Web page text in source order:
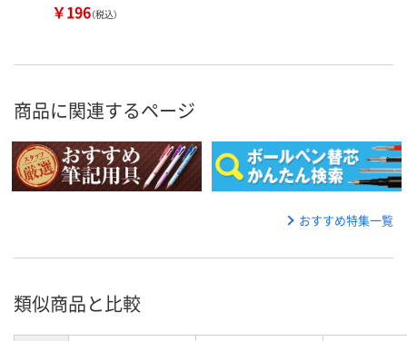
￥196（税込）
商品に関連するページ
おすすめ特集一覧
類似商品と比較